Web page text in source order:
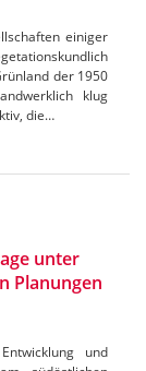
einiger
der 1950
klug
die…
unter
Planungen
und